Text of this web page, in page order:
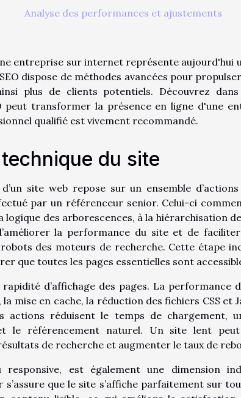
Analyse des performances et ajustements
entreprise sur internet représente aujourd'hui
dispose de méthodes avancées pour
plus de clients potentiels. Découvrez
peut transformer la présence en ligne d'une
qualifié est vivement recommandé.
du site
site web repose sur un ensemble
par un référenceur senior. Celui-ci
logique des arborescences, à la hiérarchisation
la performance du site et de
des moteurs de recherche. Cette étape
que toutes les pages essentielles sont
d’affichage des pages. La performance
la mise en cache, la réduction des fichiers CSS
actions réduisent le temps de chargement,
le référencement naturel. Un site lent
de recherche et augmenter le taux de
responsive, est également une dimension
que le site s’affiche parfaitement sur